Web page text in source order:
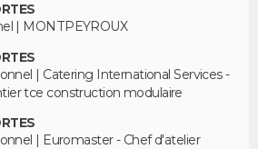
| MONTPEYROUX
| Catering International Services -
tce construction modulaire
| Euromaster - Chef d'atelier